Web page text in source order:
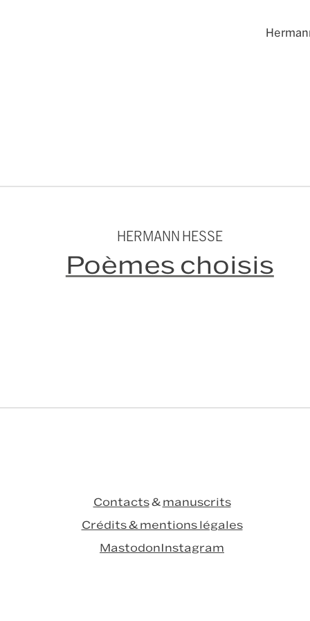
HERMANN HESSE
Poèmes choisis
Contacts& manuscrits
Crédits & mentions légales
MastodonInstagram